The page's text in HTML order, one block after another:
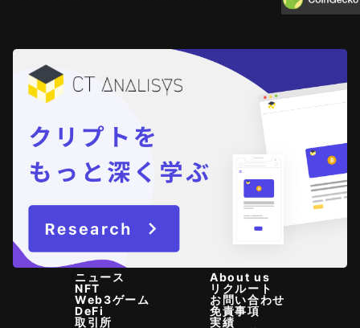
ニュース
NFT
Web3ゲーム
DeFi
取引所
About us
リクルート
お問い合わせ
免責事項
実績